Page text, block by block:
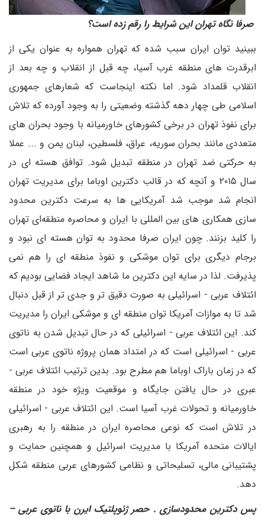
صرفا نگاه تهران این شرایط را رقم زده است؟
ببینید توان ایران سبب شده که تهران همواره به عنوان یکی از
ابرقدرت های منطقه غرب آسیا، چه قبل از انقلاب و چه بعد از
انقلاب قلمداد شود. اما نکته اینجاست که شعارهای جمهوری
اسلامی طی چهار دهه گذشته وضعیتی را به وجود آورده که تلاش
برای نفوذ تهران در برخی کشورهای خاورمیانه با وجود بحران های
متعددی مانند بحران سوریه، عراق، فلسطین، لبنان یمن و ... عملا
به حرکتی ضد تهران در منطقه تبدیل شود. توافق هسته ای در
سال ۲۰۱۵ و آنچه که در قالب دکترین اوباما برای مدیریت تهران
انجام شد موجب شد آمریکایی ها به سرعت دکترین محدود
سازی همکاری های بین المللی با ایران و محاصره منطقه‌ای تهران
را کلید بزنند. چون ایران صرفا محدود به توان هسته ای نبود و
برجام دیگری برای توان موشکی و نفوذ منطقه ای را هم نمی
پذیرفت. لذا در سایه این دکترین ما شاهد ایجاد فضایی بودیم که
ائتلاف عربی - اسرائیلی به صورت دقیق تر و جدی تر از قبل دنبال
شد تا به موازات آمریکا توان منطقه ای و موشکی ایران را مدیریت
کند. این ائتلاف عربی - اسرائیلی که در حال تبدیل شدن به ناتوی
عربی - اسرائیلی است که در امتداد همان پروژه ناتوی عربی است
که در زمان باراک اوباما هم مطرح بود. بدین ترتیب ائتلاف عربی -
عبری در حال یافتن جایگاه و موقعیت ویژه خود در منطقه
خاورمیانه و تحولات غرب آسیا است. این ائتلاف عربی - اسرائیلی
در تلاش است که نوعی محاصره ایران در منطقه را به رهبری
ایالات متحده آمریکا با مدیریت اسرائیل و همچنین حمایت و
پشتیبانی مالی، تسلیحاتی و نظامی کشورهای عربی منطقه شکل
دهد.
پس دکترین محدودسازی . حصر ژئوپلتیک ایرن با ناتوی عربی –